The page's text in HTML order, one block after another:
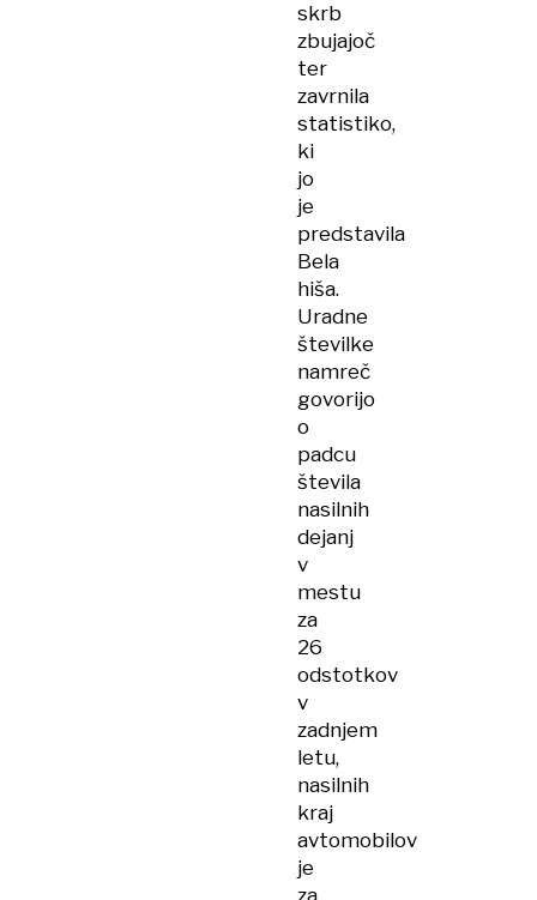
skrb
zbujajoč
ter
zavrnila
statistiko,
ki
jo
je
predstavila
Bela
hiša.
Uradne
številke
namreč
govorijo
o
padcu
števila
nasilnih
dejanj
v
mestu
za
26
odstotkov
v
zadnjem
letu,
nasilnih
kraj
avtomobilov
je